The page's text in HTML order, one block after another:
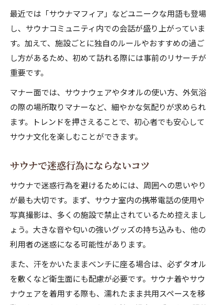
最近では「サウナマフィア」などユニークな用語も登場
し、サウナコミュニティ内での会話が盛り上がっていま
す。加えて、施設ごとに独自のルールやおすすめの過ご
し方があるため、初めて訪れる際には事前のリサーチが
重要です。
マナー面では、サウナウェアやタオルの使い方、外気浴
の際の場所取りマナーなど、細やかな気配りが求められ
ます。トレンドを押さえることで、初心者でも安心して
サウナ文化を楽しむことができます。
サウナで迷惑行為にならないコツ
サウナで迷惑行為を避けるためには、周囲への思いやり
が最も大切です。まず、サウナ室内の携帯電話の使用や
写真撮影は、多くの施設で禁止されているため控えまし
ょう。大きな音や匂いの強いグッズの持ち込みも、他の
利用者の迷惑になる可能性があります。
また、汗をかいたままベンチに座る場合は、必ずタオル
を敷くなど衛生面にも配慮が必要です。サウナ着やサウ
ナウェアを着用する際も、濡れたまま共用スペースを移